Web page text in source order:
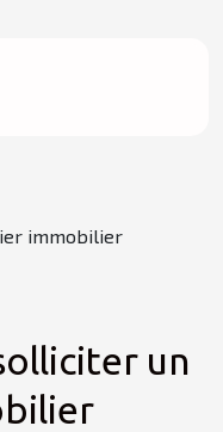
immobilier
un